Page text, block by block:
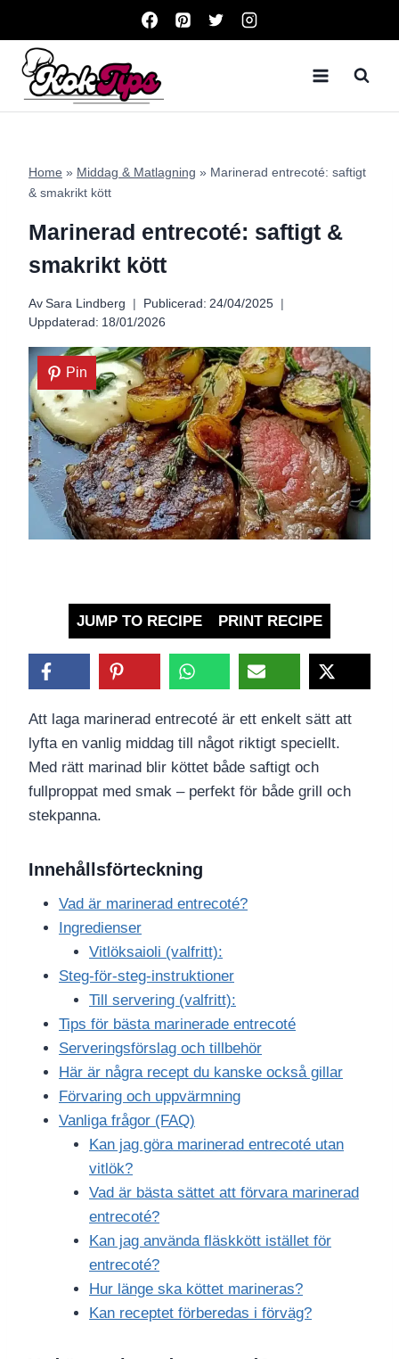
content
Home » Middag & Matlagning » Marinerad entrecoté: saftigt
& smakrikt kött
Marinerad entrecoté: saftigt &
smakrikt kött
Av Sara Lindberg Publicerad: 24/04/2025
Uppdaterad: 18/01/2026
Pin
JUMP TO RECIPE PRINT RECIPE
Att laga marinerad entrecoté är ett enkelt sätt att
lyfta en vanlig middag till något riktigt speciellt.
Med rätt marinad blir köttet både saftigt och
fullproppat med smak – perfekt för både grill och
stekpanna.
Innehållsförteckning
Vad är marinerad entrecoté?
Ingredienser
Vitlöksaioli (valfritt):
Steg-för-steg-instruktioner
Till servering (valfritt):
Tips för bästa marinerade entrecoté
Serveringsförslag och tillbehör
Här är några recept du kanske också gillar
Förvaring och uppvärmning
Vanliga frågor (FAQ)
Kan jag göra marinerad entrecoté utan
vitlök?
Vad är bästa sättet att förvara marinerad
entrecoté?
Kan jag använda fläskkött istället för
entrecoté?
Hur länge ska köttet marineras?
Kan receptet förberedas i förväg?